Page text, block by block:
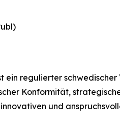
ein regulierter
Konformität,
und